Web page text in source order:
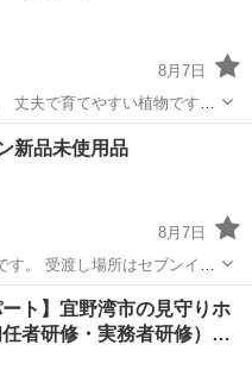
8月7日
す。 取引場所はセブンイレ
いたします、日程は調整出来
家庭用品
新品未使用品
8月7日
す。 受渡し場所はセブンイレ
いたします、日程は調整出来
家庭用品 エプロン
ート】宜野湾市の見守りホ
者研修・実務者研修）…